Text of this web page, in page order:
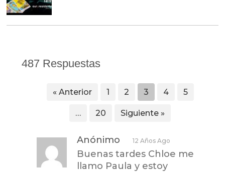
487 Respuestas
« Anterior 1 2 3 4 5
… 20 Siguiente »
Anónimo 12 Años Ago
Buenas tardes Chloe me
llamo Paula y estoy